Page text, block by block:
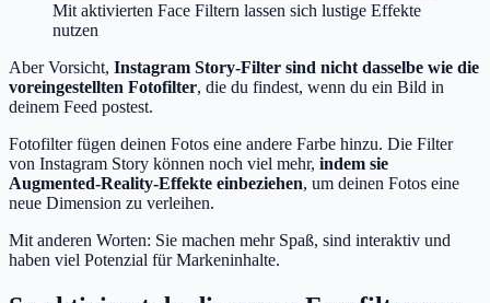
Mit aktivierten Face Filtern lassen sich lustige Effekte
nutzen
Aber Vorsicht, Instagram Story-Filter sind nicht dasselbe wie die
voreingestellten Fotofilter, die du findest, wenn du ein Bild in
deinem Feed postest.
Fotofilter fügen deinen Fotos eine andere Farbe hinzu. Die Filter
von Instagram Story können noch viel mehr, indem sie
Augmented-Reality-Effekte einbeziehen, um deinen Fotos eine
neue Dimension zu verleihen.
Mit anderen Worten: Sie machen mehr Spaß, sind interaktiv und
haben viel Potenzial für Markeninhalte.